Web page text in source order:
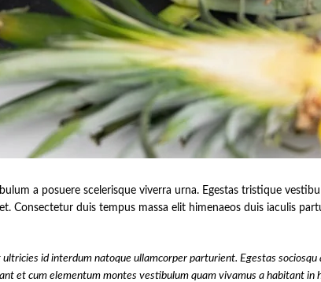
a posuere scelerisque viverra urna. Egestas tristique
Consectetur duis tempus massa elit himenaeos duis iaculis
id interdum natoque ullamcorper parturient. Egestas
et cum elementum montes vestibulum quam vivamus a habitant